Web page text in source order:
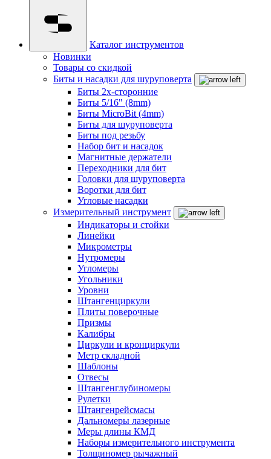
Каталог инструментов
Новинки
Товары со скидкой
Биты и насадки для шуруповерта
Биты 2х-сторонние
Биты 5/16" (8mm)
Биты MicroBit (4mm)
Биты для шуруповерта
Биты под резьбу
Набор бит и насадок
Магнитные держатели
Переходники для бит
Головки для шуруповерта
Воротки для бит
Угловые насадки
Измерительный инструмент
Индикаторы и стойки
Линейки
Микрометры
Нутромеры
Угломеры
Угольники
Уровни
Штангенциркули
Плиты поверочные
Призмы
Калибры
Циркули и кронциркули
Метр складной
Шаблоны
Отвесы
Штангенглубиномеры
Рулетки
Штангенрейсмасы
Дальномеры лазерные
Меры длины КМД
Наборы измерительного инструмента
Толщиномер рычажный